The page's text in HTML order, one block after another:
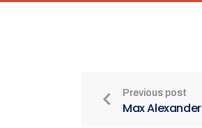
Previous post
Max Alexander